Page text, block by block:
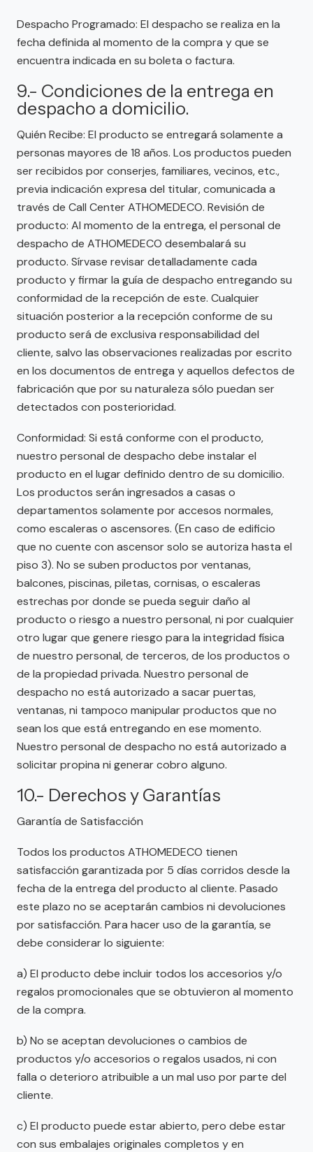
Despacho Programado: El despacho se realiza en la
fecha definida al momento de la compra y que se
encuentra indicada en su boleta o factura.
9.- Condiciones de la entrega en
despacho a domicilio.
Quién Recibe: El producto se entregará solamente a
personas mayores de 18 años. Los productos pueden
ser recibidos por conserjes, familiares, vecinos, etc.,
previa indicación expresa del titular, comunicada a
través de Call Center ATHOMEDECO. Revisión de
producto: Al momento de la entrega, el personal de
despacho de ATHOMEDECO desembalará su
producto. Sírvase revisar detalladamente cada
producto y firmar la guía de despacho entregando su
conformidad de la recepción de este. Cualquier
situación posterior a la recepción conforme de su
producto será de exclusiva responsabilidad del
cliente, salvo las observaciones realizadas por escrito
en los documentos de entrega y aquellos defectos de
fabricación que por su naturaleza sólo puedan ser
detectados con posterioridad.
Conformidad: Si está conforme con el producto,
nuestro personal de despacho debe instalar el
producto en el lugar definido dentro de su domicilio.
Los productos serán ingresados a casas o
departamentos solamente por accesos normales,
como escaleras o ascensores. (En caso de edificio
que no cuente con ascensor solo se autoriza hasta el
piso 3). No se suben productos por ventanas,
balcones, piscinas, piletas, cornisas, o escaleras
estrechas por donde se pueda seguir daño al
producto o riesgo a nuestro personal, ni por cualquier
otro lugar que genere riesgo para la integridad física
de nuestro personal, de terceros, de los productos o
de la propiedad privada. Nuestro personal de
despacho no está autorizado a sacar puertas,
ventanas, ni tampoco manipular productos que no
sean los que está entregando en ese momento.
Nuestro personal de despacho no está autorizado a
solicitar propina ni generar cobro alguno.
10.- Derechos y Garantías
Garantía de Satisfacción
Todos los productos ATHOMEDECO tienen
satisfacción garantizada por 5 días corridos desde la
fecha de la entrega del producto al cliente. Pasado
este plazo no se aceptarán cambios ni devoluciones
por satisfacción. Para hacer uso de la garantía, se
debe considerar lo siguiente:
a) El producto debe incluir todos los accesorios y/o
regalos promocionales que se obtuvieron al momento
de la compra.
b) No se aceptan devoluciones o cambios de
productos y/o accesorios o regalos usados, ni con
falla o deterioro atribuible a un mal uso por parte del
cliente.
c) El producto puede estar abierto, pero debe estar
con sus embalajes originales completos y en